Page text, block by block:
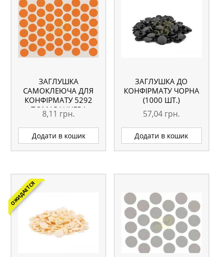
ЗАГЛУШКА
САМОКЛЕЮЧА ДЛЯ
КОНФІРМАТУ 5292
ПОМАРАНЧЕВА
8,11 грн.
Додати в кошик
ЗАГЛУШКА ДО
КОНФІРМАТУ ЧОРНА
(1000 ШТ.)
57,04 грн.
Додати в кошик
ОЖИДАЕТСЯ